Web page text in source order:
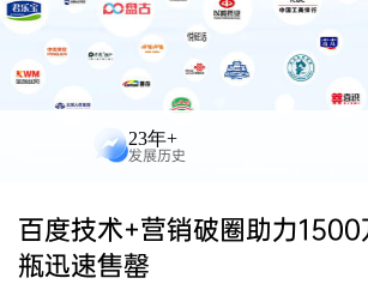
23年+
发展历史
百度技术+营销破圈助力
瓶迅速售罄